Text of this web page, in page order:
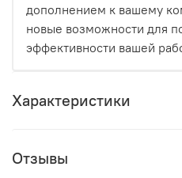
дополнением к вашему
новые возможности для
эффективности вашей
Характеристики
Отзывы